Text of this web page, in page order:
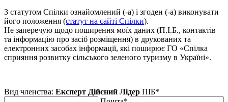
З статутом Спілки ознайомлений (-а) і згоден (-а) виконувати
його положення (статут на сайті Спілки).
Не заперечую щодо поширення моїх даних (П.І.Б., контактів
та інформацію про засіб розміщення) в друкованих та
електронних засобах інформації, які поширює ГО «Спілка
сприяння розвитку сільського зеленого туризму в Україні».
Вид членства: Експерт Дійсний Лідер ПІБ*